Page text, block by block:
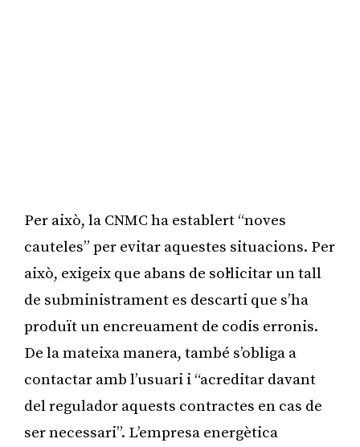
Per això, la CNMC ha establert “noves
cauteles” per evitar aquestes situacions. Per
això, exigeix que abans de sol·licitar un tall
de subministrament es descarti que s’ha
produït un encreuament de codis erronis.
De la mateixa manera, també s’obliga a
contactar amb l’usuari i “acreditar davant
del regulador aquests contractes en cas de
ser necessari”. L’empresa energètica